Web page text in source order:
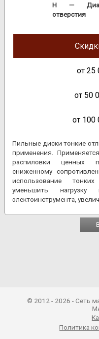
H—
отверстия
от 25
от 50
от 100
Пильные диски тонкие
применения.
распиловки ценных
сниженному
использование
уменьшить нагрузку
электоинструмента,
© 2012 - 2026 - Сеть
Политика